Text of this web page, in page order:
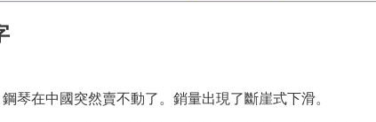
鋼琴在中國突然賣不動了。銷量出現了斷崖式下滑。